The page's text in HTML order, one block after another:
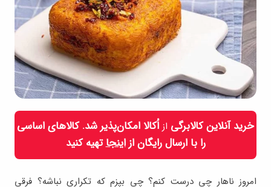
خرید آنلاین کالابرگی از اُکالا امکان‌پذیر شد. کالاهای اساسی
را با ارسال رایگان ازاینجاتهیه کنید
امروز ناهار چی درست کنم؟ چی بپزم که تکراری نباشه؟ فرقی